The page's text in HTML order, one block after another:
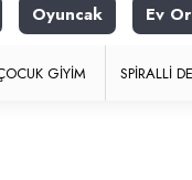
Oyuncak Ev
GIYIM SPIRALLI